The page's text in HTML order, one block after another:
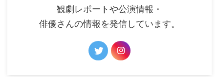
観劇レポートや公演情報・
俳優さんの情報を発信しています。